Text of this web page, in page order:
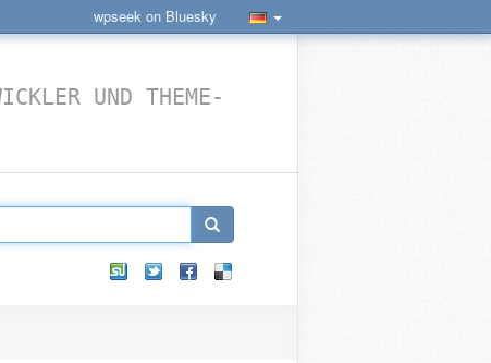
wpseek on Bluesky
UND THEME-